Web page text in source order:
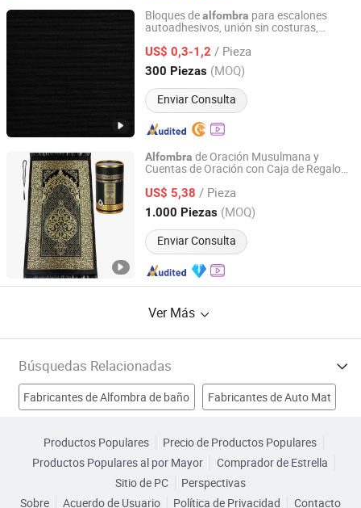
Bloques dealfombra para escalones
autoadhesivos, unión sin costuras,
insonorizantes
US$ 0,3-1,2 / Pieza
300 Piezas (MOQ)
Enviar Consulta
JINHUA YIJIA COMMODITY CO., LTD.
Zhejiang, China Desde 2026
Alfombra de Oración Musulmana y
Cuentas de Oración con Caja de Regalo
Suave, Conjunto de Regalos Islámicos,
Alfombra de Oraciones Portátil
US$ 5,38 / Pieza
1.000 Piezas (MOQ)
Enviar Consulta
MARKET UNION CO.,LTD.
Zhejiang, China Desde 2010
Ver Más
Búsquedas Relacionadas
Fabricantes de Alfombra de baño Fabricantes de Auto Mat
Fabricantes de Alfombra de suelo
Productos Populares
Precio de Productos Populares
Productos Populares al por Mayor
Comprador de Estrella
Sitio de PC
Perspectivas
Sobre
Acuerdo de Usuario Política de Privacidad Contacto